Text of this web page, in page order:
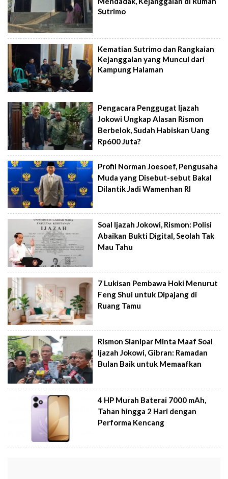
Sutrimo
Kematian Sutrimo dan Rangkaian
Kejanggalan yang Muncul dari
Kampung Halaman
Pengacara Penggugat Ijazah
Jokowi Ungkap Alasan Rismon
Berbelok, Sudah Habiskan Uang
Rp600 Juta?
Profil Norman Joesoef, Pengusaha
Muda yang Disebut-sebut Bakal
Dilantik Jadi Wamenhan RI
Soal Ijazah Jokowi, Rismon: Polisi
Abaikan Bukti Digital, Seolah Tak
Mau Tahu
7 Lukisan Pembawa Hoki Menurut
Feng Shui untuk Dipajang di
Ruang Tamu
Rismon Sianipar Minta Maaf Soal
Ijazah Jokowi, Gibran: Ramadan
Bulan Baik untuk Memaafkan
4 HP Murah Baterai 7000 mAh,
Tahan hingga 2 Hari dengan
Performa Kencang